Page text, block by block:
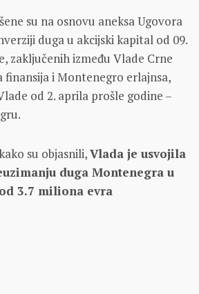
su na osnovu aneksa Ugovora
duga u akcijski kapital od 09.
zaključenih između Vlade Crne
finansija i Montenegro erlajnsa,
od 2. aprila prošle godine –
su objasnili,Vlada je usvojila
duga Montenegra u
3.7 miliona evra